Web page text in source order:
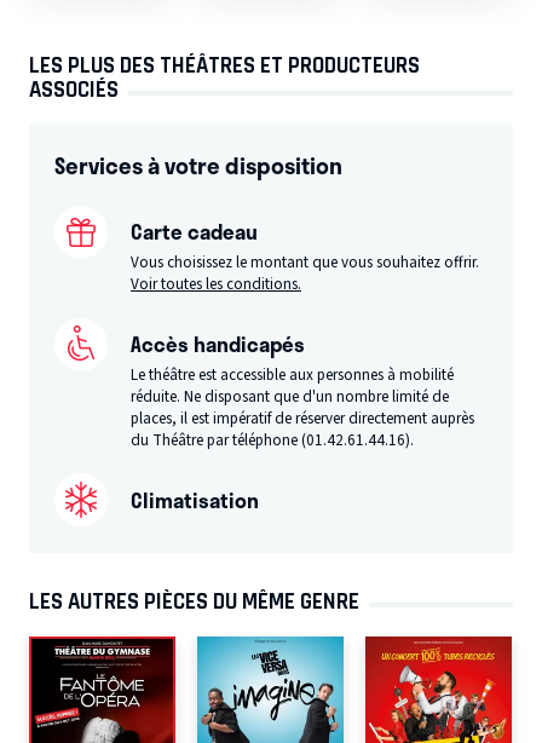
LES PLUS DES THÉÂTRES ET PRODUCTEURS
ASSOCIÉS
Services à votre disposition
Carte cadeau
Vous choisissez le montant que vous souhaitez offrir.
Voir toutes les conditions.
Accès handicapés
Le théâtre est accessible aux personnes à mobilité
réduite. Ne disposant que d'un nombre limité de
places, il est impératif de réserver directement auprès
du Théâtre par téléphone (01.42.61.44.16).
Climatisation
LES AUTRES PIÈCES DU MÊME GENRE